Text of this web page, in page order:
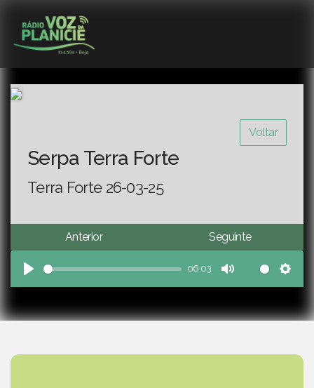
Voltar
Serpa Terra Forte
Terra Forte 26-03-25
Anterior Seguinte
Play
06:03
Mute